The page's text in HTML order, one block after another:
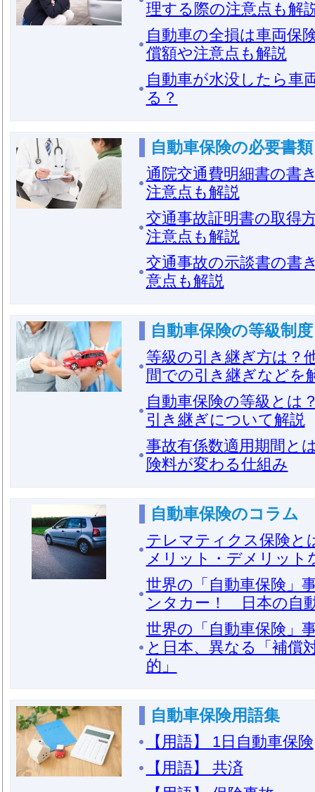
理する際の注意点も解
自動車の全損は車両保
償額や注意点も解説
自動車が水没したら車
る？
自動車保険の必要書類
通院交通費明細書の書
注意点も解説
交通事故証明書の取得
注意点も解説
交通事故の示談書の書
意点も解説
自動車保険の等級制度
等級の引き継ぎ方は？
間での引き継ぎなどを
自動車保険の等級とは
引き継ぎについて解説
事故有係数適用期間と
険料が変わる仕組み
自動車保険のコラム
テレマティクス保険と
メリット・デメリット
世界の「自動車保険」
ンタカー！ 日本の自
世界の「自動車保険」
と日本、異なる「補償
的」
自動車保険用語集
【用語】 1日自動車保険
【用語】 共済